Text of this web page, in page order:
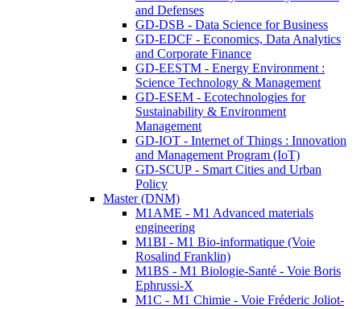
and Defenses
GD-DSB - Data Science for Business
GD-EDCF - Economics, Data Analytics
and Corporate Finance
GD-EESTM - Energy Environment :
Science Technology & Management
GD-ESEM - Ecotechnologies for
Sustainability & Environment
Management
GD-IOT - Internet of Things : Innovation
and Management Program (IoT)
GD-SCUP - Smart Cities and Urban
Policy
Master (DNM)
M1AME - M1 Advanced materials
engineering
M1BI - M1 Bio-informatique (Voie
Rosalind Franklin)
M1BS - M1 Biologie-Santé - Voie Boris
Ephrussi-X
M1C - M1 Chimie - Voie Fréderic Joliot-